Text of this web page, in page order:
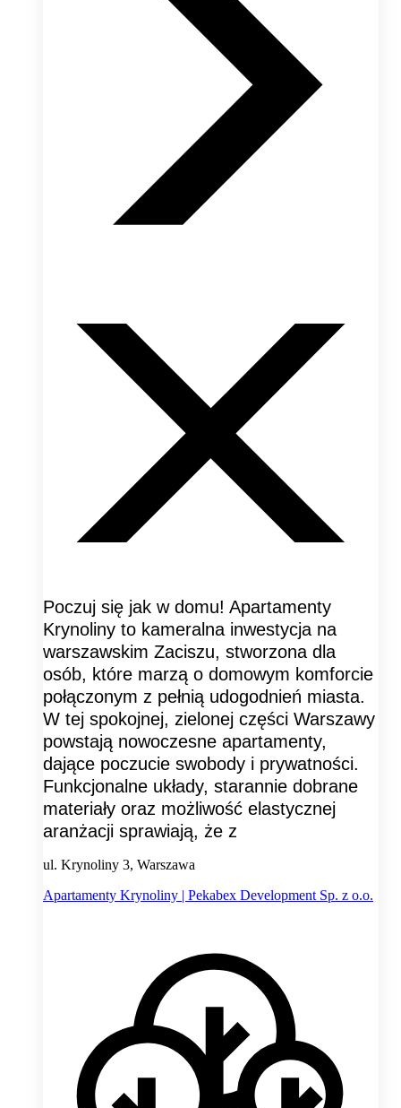
Poczuj się jak w domu! Apartamenty
Krynoliny to kameralna inwestycja na
warszawskim Zaciszu, stworzona dla
osób, które marzą o domowym komforcie
połączonym z pełnią udogodnień miasta.
W tej spokojnej, zielonej części Warszawy
powstają nowoczesne apartamenty,
dające poczucie swobody i prywatności.
Funkcjonalne układy, starannie dobrane
materiały oraz możliwość elastycznej
aranżacji sprawiają, że z
ul. Krynoliny 3, Warszawa
Apartamenty Krynoliny | Pekabex Development Sp. z o.o.